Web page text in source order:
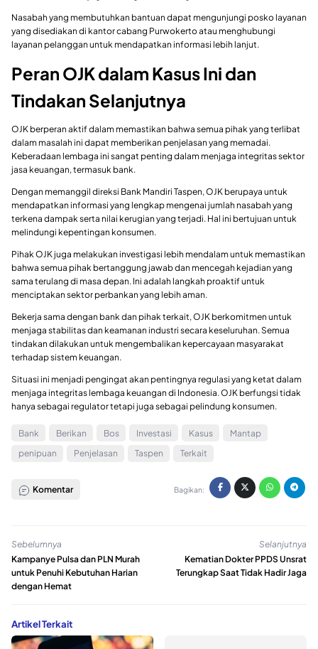
Nasabah yang membutuhkan bantuan dapat mengunjungi posko layanan
yang disediakan di kantor cabang Purwokerto atau menghubungi
layanan pelanggan untuk mendapatkan informasi lebih lanjut.
Peran OJK dalam Kasus Ini dan
Tindakan Selanjutnya
OJK berperan aktif dalam memastikan bahwa semua pihak yang terlibat
dalam masalah ini dapat memberikan penjelasan yang memadai.
Keberadaan lembaga ini sangat penting dalam menjaga integritas sektor
jasa keuangan, termasuk bank.
Dengan memanggil direksi Bank Mandiri Taspen, OJK berupaya untuk
mendapatkan informasi yang lengkap mengenai jumlah nasabah yang
terkena dampak serta nilai kerugian yang terjadi. Hal ini bertujuan untuk
melindungi kepentingan konsumen.
Pihak OJK juga melakukan investigasi lebih mendalam untuk memastikan
bahwa semua pihak bertanggung jawab dan mencegah kejadian yang
sama terulang di masa depan. Ini adalah langkah proaktif untuk
menciptakan sektor perbankan yang lebih aman.
Bekerja sama dengan bank dan pihak terkait, OJK berkomitmen untuk
menjaga stabilitas dan keamanan industri secara keseluruhan. Semua
tindakan dilakukan untuk mengembalikan kepercayaan masyarakat
terhadap sistem keuangan.
Situasi ini menjadi pengingat akan pentingnya regulasi yang ketat dalam
menjaga integritas lembaga keuangan di Indonesia. OJK berfungsi tidak
hanya sebagai regulator tetapi juga sebagai pelindung konsumen.
Bank Berikan Bos Investasi Kasus
Mantap
penipuan
Penjelasan Taspen Terkait
Komentar Bagikan:
Sebelumnya
Kampanye Pulsa dan PLN Murah
untuk Penuhi Kebutuhan Harian
dengan Hemat
Selanjutnya
Kematian Dokter PPDS Unsrat
Terungkap Saat Tidak Hadir Jaga
Artikel Terkait